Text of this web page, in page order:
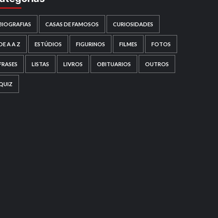
CASAS DE FAMOSOS CURIOSIDADES
A A Z ESTÚDIOS FIGURINOS FILMES FOTOS
LISTAS LIVROS OBITUARIOS OUTROS